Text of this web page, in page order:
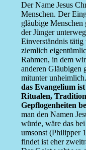
Der Name Jesus
Menschen. Der
gläubige Menschen
der Jünger
Einverständnis
ziemlich
Rahmen, in dem
anderen Gläubigen
mitunter unheimlich.
das Evangelium
Ritualen,
Gepflogenheiten
man den Namen
würde, wäre das
umsonst (Philipper
findet ist eher